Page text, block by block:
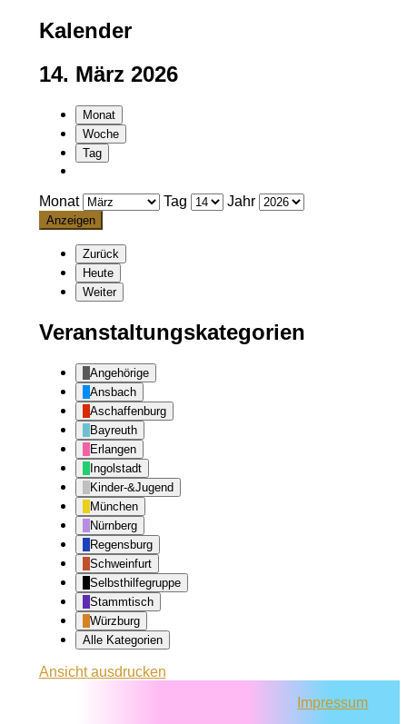
Kalender
14. März 2026
Monat
Woche
Tag
Monat Tag Jahr
Zurück
Heute
Weiter
Veranstaltungskategorien
Angehörige
Ansbach
Aschaffenburg
Bayreuth
Erlangen
Ingolstadt
Kinder-&Jugend
München
Nürnberg
Regensburg
Schweinfurt
Selbsthilfegruppe
Stammtisch
Würzburg
Alle Kategorien
Ansichtausdrucken
Impressum